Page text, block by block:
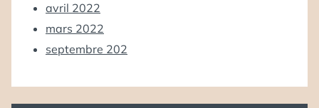
avril 2022
mars 2022
septembre 202